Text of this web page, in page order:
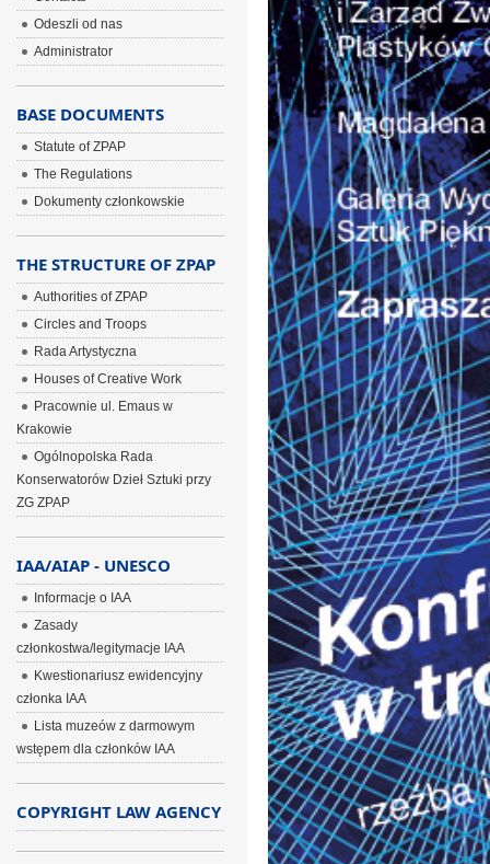
Odeszli od nas
Administrator
BASE DOCUMENTS
Statute of ZPAP
The Regulations
Dokumenty członkowskie
THE STRUCTURE OF ZPAP
Authorities of ZPAP
Circles and Troops
Rada Artystyczna
Houses of Creative Work
Pracownie ul. Emaus w
Krakowie
Ogólnopolska Rada
Konserwatorów Dzieł Sztuki przy
ZG ZPAP
IAA/AIAP - UNESCO
Informacje o IAA
Zasady
członkostwa/legitymacje IAA
Kwestionariusz ewidencyjny
członka IAA
Lista muzeów z darmowym
wstępem dla członków IAA
COPYRIGHT LAW AGENCY